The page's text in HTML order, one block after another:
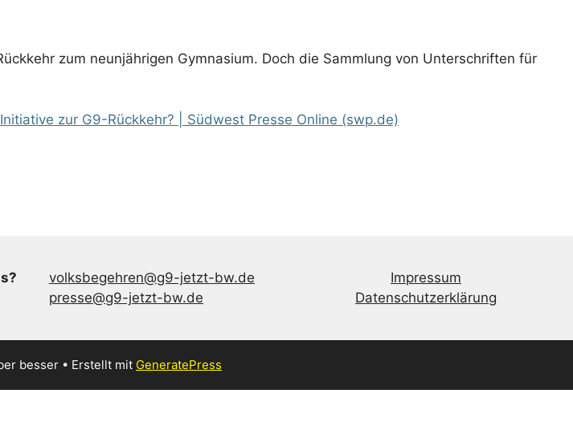
zum neunjährigen Gymnasium. Doch die Sammlung von Unterschriften für
zur G9-Rückkehr? | Südwest Presse Online (swp.de)
volksbegehren@g9-jetzt-bw.de
presse@g9-jetzt-bw.de
Impressum
Datenschutzerklärung
besser • Erstellt mit GeneratePress